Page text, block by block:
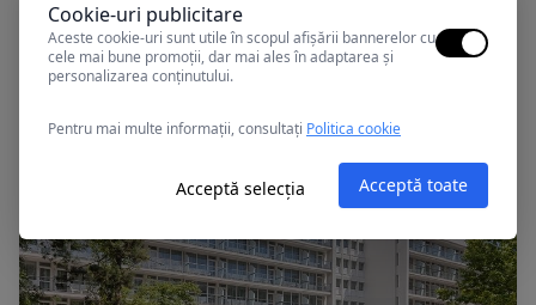
Cookie-uri publicitare
Aceste cookie-uri sunt utile în scopul afișării bannerelor cu
cele mai bune promoții, dar mai ales în adaptarea și
personalizarea conținutului.
Pentru mai multe informații, consultați Politica cookie
Acceptă selecția Acceptă toate